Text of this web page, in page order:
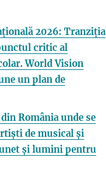
2026: Tranziția
critic al
World Vision
un plan de
România unde se
de musical și
și lumini pentru